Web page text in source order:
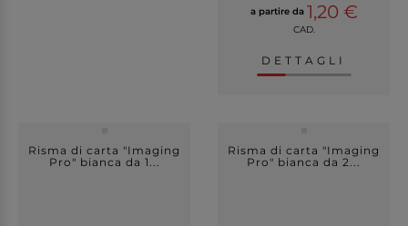
a partire da 1,20 €
CAD.
DETTAGLI
Risma di carta "Imaging
Pro" bianca da 1...
Risma di carta "Imaging
Pro" bianca da 2...